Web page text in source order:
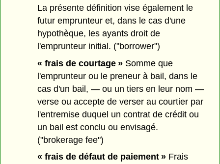
La présente définition vise également le
futur emprunteur et, dans le cas d'une
hypothèque, les ayants droit de
l'emprunteur initial. ("borrower")
« frais de courtage » Somme que
l'emprunteur ou le preneur à bail, dans le
cas d'un bail, — ou un tiers en leur nom —
verse ou accepte de verser au courtier par
l'entremise duquel un contrat de crédit ou
un bail est conclu ou envisagé.
("brokerage fee")
« frais de défaut de paiement » Frais